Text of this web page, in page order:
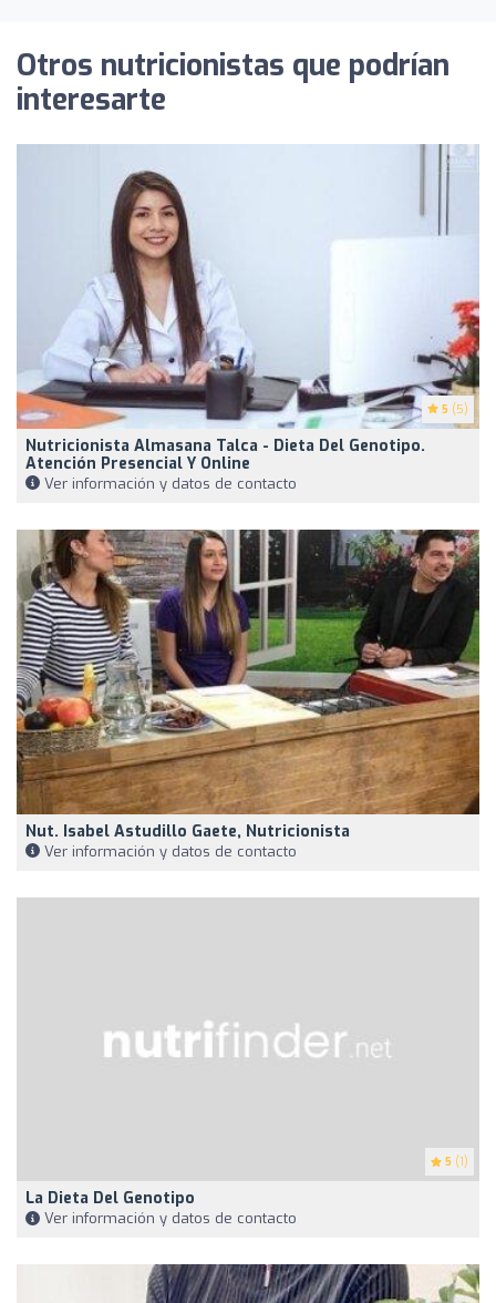
Otros nutricionistas que podrían
interesarte
5 (5)
Nutricionista Almasana Talca - Dieta Del Genotipo.
Atención Presencial Y Online
Ver información y datos de contacto
Nut. Isabel Astudillo Gaete, Nutricionista
Ver información y datos de contacto
5 (1)
La Dieta Del Genotipo
Ver información y datos de contacto